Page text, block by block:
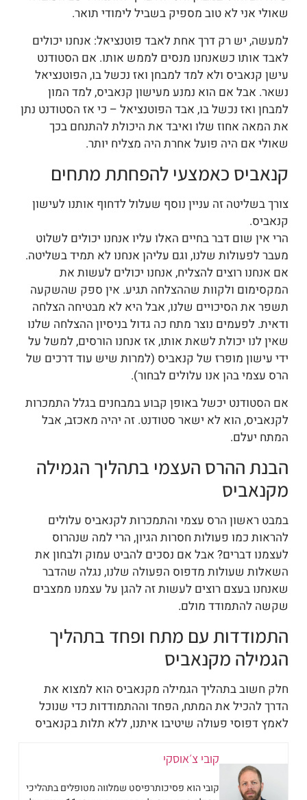
שאולי אני לא טוב מספיק בשביל לימודי תואר.
למעשה, יש רק דרך אחת לאבד פוטנציאל: אנחנו יכולים
לאבד אותו כשאנחנו מנסים לממש אותו. אם הסטודנט
עישן קנאביס ולא למד למבחן ואז נכשל בו, הפוטנציאל
נשאר. אבל אם הוא נמנע מעישון קנאביס, למד המון
למבחן ואז נכשל בו, אבד הפוטנציאל – כי אז הסטודנט נתן
את המאה אחוז שלו ואיבד את היכולת להתנחם בכך
שאולי אם היה פועל אחרת היה מצליח יותר.
קנאביס כאמצעי להפחתת מתחים
צורך בשליטה זה עניין נוסף שעלול לדחוף אותנו לעישון
קנאביס.
הרי אין שום דבר בחיים האלו עליו אנחנו יכולים לשלוט
מעבר לפעולות שלנו, וגם עליהן אנחנו לא תמיד בשליטה.
אם אנחנו רוצים להצליח, אנחנו יכולים לעשות את
המקסימום ולקוות שההצלחה תגיע. אין ספק שהשקעה
תשפר את הסיכויים שלנו, אבל היא לא מבטיחה הצלחה
ודאית. לפעמים נוצר מתח כה גדול בניסיון ההצלחה שלנו
שאין לנו יכולת לשאת אותו, אז אנחנו הורסים, למשל על
ידי עישון מופרז של קנאביס (למרות שיש עוד דרכים של
הרס עצמי בהן אנו עלולים לבחור).
אם הסטודנט יכשל באופן קבוע במבחנים בגלל התמכרות
לקנאביס, הוא לא ישאר סטודנט. זה יהיה מאכזב, אבל
המתח יעלם.
הבנת ההרס העצמי בתהליך הגמילה
מקנאביס
במבט ראשון הרס עצמי והתמכרות לקנאביס עלולים
להראות כמו פעולות חסרות הגיון, הרי למה שנהרוס
לעצמנו דברים? אבל אם נסכים להביט עמוק ולבחון את
השאלות שעולות מדפוס הפעולה שלנו, נגלה שהדבר
שאנחנו בעצם רוצים לעשות זה להגן על עצמנו ממצבים
שקשה להתמודד מולם.
התמודדות עם מתח ופחד בתהליך
הגמילה מקנאביס
חלק חשוב בתהליך הגמילה מקנאביס הוא למצוא את
הדרך להכיל את המתח, הפחד וההתמודדות כדי שנוכל
לאמץ דפוסי פעולה שיטיבו איתנו, ללא תלות בקנאביס
קובי צ׳אוסקי
קובי הוא פסיכותרפיסט שמלווה מטופלים בתהליכי